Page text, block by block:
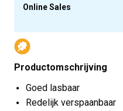
Online Sales
Productomschrijving
Goed lasbaar
Redelijk verspaanbaar